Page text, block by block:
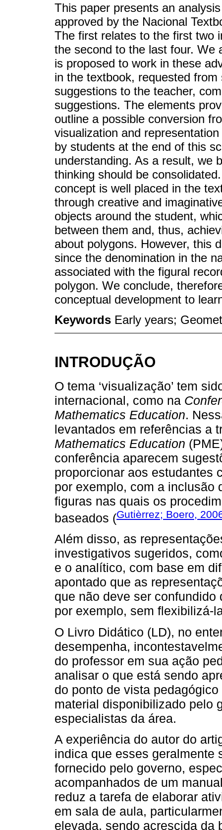
This paper presents an
approved by the Nacional
The first relates to the first two
the second to the last four. We
is proposed to work in these
in the textbook, requested
suggestions to the teacher,
suggestions. The elements
outline a possible conversion
visualization and
by students at the end of this
understanding. As a result, we
thinking should be
concept is well placed in the
through creative and
objects around the student,
between them and, thus,
about polygons. However, this
since the denomination in the
associated with the figural
polygon. We conclude,
conceptual development to
Keywords Early years;
INTRODUÇÃO
O tema ‘visualização’ tem
internacional, como na
Mathematics Education.
levantados em referências a
Mathematics Education
conferência aparecem
proporcionar aos estudantes
por exemplo, com a inclusão
figuras nas quais os
baseados (Gutièrrez; Boero,
Além disso, as
investigativos sugeridos,
e o analítico, com base em
apontado que as
que não deve ser
por exemplo, sem flexibilizá-
O Livro Didático (LD), no
desempenha,
do professor em sua ação
analisar o que está sendo
do ponto de vista
material disponibilizado pelo
especialistas da área.
A experiência do autor do
indica que esses geralmente
fornecido pelo governo,
acompanhados de um
reduz a tarefa de elaborar
em sala de aula,
elevada, sendo acrescida da